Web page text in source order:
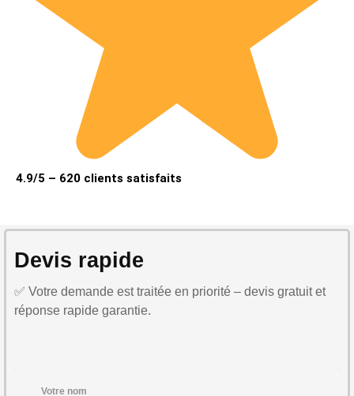
4.9/5 – 620 clients satisfaits
Devis rapide
✅ Votre demande est traitée en priorité – devis gratuit et
réponse rapide garantie.
Votre nom